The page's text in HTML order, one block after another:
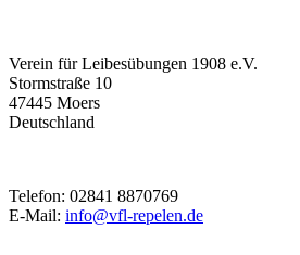
Verein für Leibesübungen 1908 e.V.
Stormstraße 10
47445 Moers
Deutschland
Telefon: 02841 8870769
E-Mail: info@vfl-repelen.de